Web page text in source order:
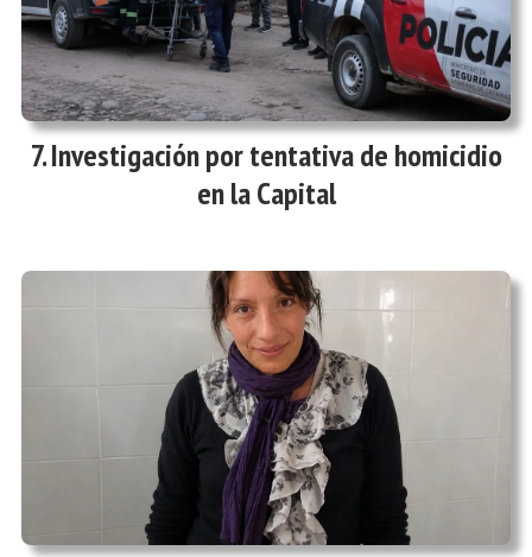
Investigación por tentativa de homicidio
en la Capital